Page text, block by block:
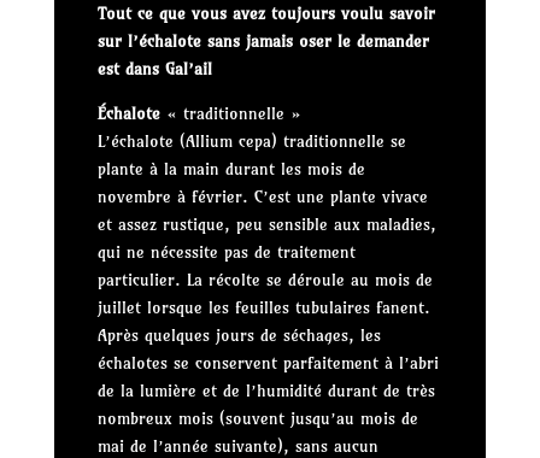
Tout ce que vous avez toujours voulu savoir
sur l’échalote sans jamais oser le demander
est dans Gal’ail
Échalote« traditionnelle »
L’échalote (Allium cepa) traditionnelle se
plante à la main durant les mois de
novembre à février. C’est une plante vivace
et assez rustique, peu sensible aux maladies,
qui ne nécessite pas de traitement
particulier. La récolte se déroule au mois de
juillet lorsque les feuilles tubulaires fanent.
Après quelques jours de séchages, les
échalotes se conservent parfaitement à l’abri
de la lumière et de l’humidité durant de très
nombreux mois (souvent jusqu’au mois de
mai de l’année suivante), sans aucun